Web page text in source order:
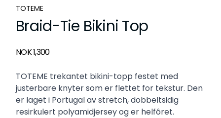
TOTEME
Braid-Tie Bikini Top
Produktdetaljer
NOK 1,300
Description
TOTEME trekantet bikini-topp festet med
justerbare knyter som er flettet for tekstur. Den
er laget i Portugal av stretch, dobbeltsidig
resirkulert polyamidjersey og er helfôret.